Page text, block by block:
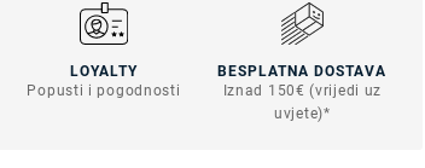
LOYALTY
Popusti i pogodnosti
BESPLATNA DOSTAVA
Iznad 150€ (vrijedi uz
uvjete)*